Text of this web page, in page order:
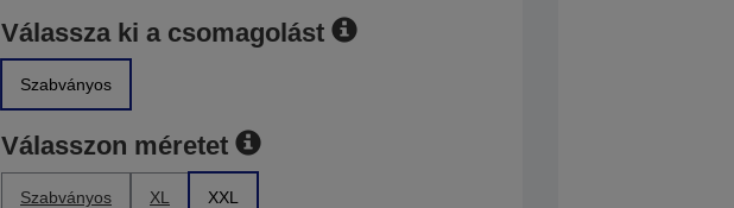
Válassza ki a csomagolást
Szabványos
Válasszon méretet
Szabványos XL XXL